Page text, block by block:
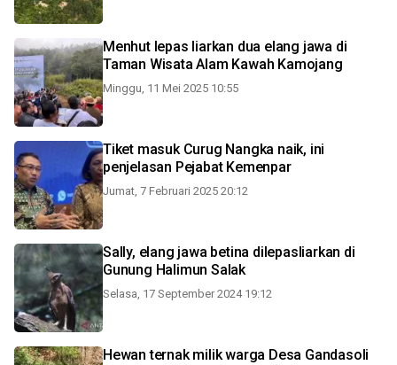
Menhut lepas liarkan dua elang jawa di
Taman Wisata Alam Kawah Kamojang
Minggu, 11 Mei 2025 10:55
Tiket masuk Curug Nangka naik, ini
penjelasan Pejabat Kemenpar
Jumat, 7 Februari 2025 20:12
Sally, elang jawa betina dilepasliarkan di
Gunung Halimun Salak
Selasa, 17 September 2024 19:12
Hewan ternak milik warga Desa Gandasoli